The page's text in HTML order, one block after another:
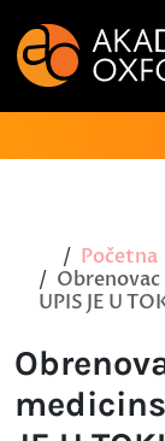
Početna
UPIS JE U